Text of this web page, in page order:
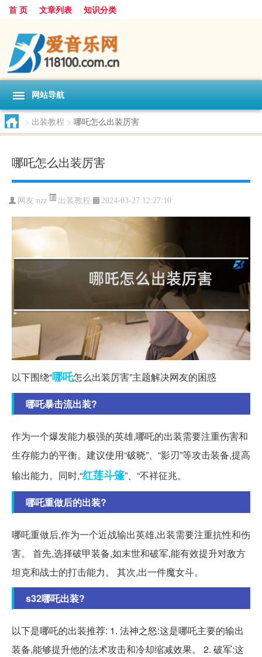
首 页 文章列表 知识分类
网站导航
> 出装教程 > 哪吒怎么出装厉害
哪吒怎么出装厉害
网友:nzz 出装教程 2024-03-27 12:27:10
以下围绕“哪吒怎么出装厉害”主题解决网友的困惑
哪吒暴击流出装?
作为一个爆发能力极强的英雄,哪吒的出装需要注重伤害和
生存能力的平衡。建议使用“破晓”、“影刃”等攻击装备,提高
输出能力。同时,“红莲斗篷”、“不祥征兆。
哪吒重做后的出装?
哪吒重做后,作为一个近战输出英雄,出装需要注重抗性和伤
害。 首先,选择破甲装备,如末世和破军,能有效提升对敌方
坦克和战士的打击能力。 其次,出一件魔女斗。
s32哪吒出装?
以下是哪吒的出装推荐: 1. 法神之怒:这是哪吒主要的输出
装备,能够提升他的法术攻击和冷却缩减效果。 2. 破军:这